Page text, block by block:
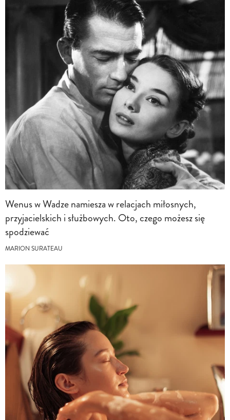
Wenus w Wadze namiesza w relacjach miłosnych,
przyjacielskich i służbowych. Oto, czego możesz się
spodziewać
MARION SURATEAU